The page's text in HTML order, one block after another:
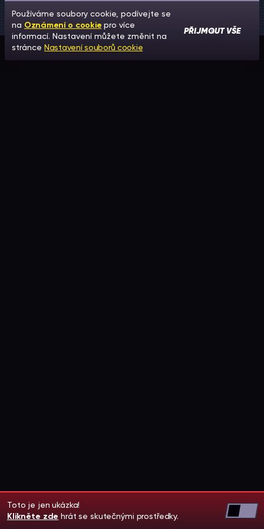
Toto je jen ukázka!
Klikněte zde hrát se skutečnými prostředky.
Používáme soubory cookie, podívejte se
na Oznámení o cookie pro více
informací. Nastavení můžete změnit na
stránce Nastavení souborů cookie
PŘIJMOUT VŠE